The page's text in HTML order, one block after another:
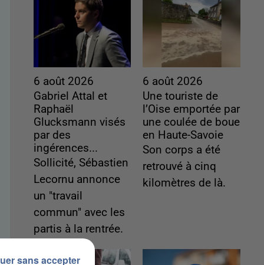
6 août 2026
Gabriel Attal et
Raphaël
Glucksmann visés
par des
ingérences...
Sollicité, Sébastien
Lecornu annonce
un "travail
commun" avec les
partis à la rentrée.
6 août 2026
Une touriste de
l’Oise emportée par
une coulée de boue
en Haute-Savoie
Son corps a été
retrouvé à cinq
kilomètres de là.
sans accepter